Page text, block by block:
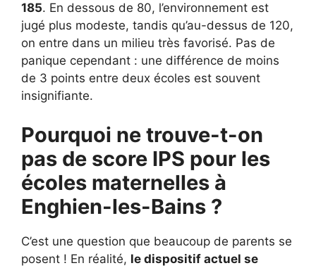
185. En dessous de 80, l’environnement est
jugé plus modeste, tandis qu’au-dessus de 120,
on entre dans un milieu très favorisé. Pas de
panique cependant : une différence de moins
de 3 points entre deux écoles est souvent
insignifiante.
Pourquoi ne trouve-t-on
pas de score IPS pour les
écoles maternelles à
Enghien-les-Bains ?
C’est une question que beaucoup de parents se
posent ! En réalité, le dispositif actuel se